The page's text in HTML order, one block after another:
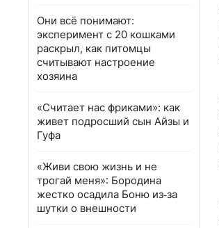
Они всё понимают:
эксперимент с 20 кошками
раскрыл, как питомцы
считывают настроение
хозяина
«Считает нас фриками»: как
живет подросший сын Айзы и
Гуфа
«Живи свою жизнь и не
трогай меня»: Бородина
жестко осадила Боню из‑за
шутки о внешности